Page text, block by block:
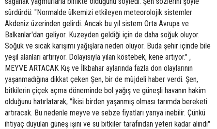
sürdürdü: "Normalde ülkemizi etkileyen meteorolojik sistemler
Akdeniz üzerinden gelirdi. Ancak bu yıl sistem Orta Avrupa ve
Balkanlar'dan geliyor. Kuzeyden geldiği için de daha soğuk oluyor.
Soğuk ve sıcak karışımı yağışlara neden oluyor. Buda şehir içinde bile
yeşil alanları artırıyor. Dolayısıyla yılan köstebek, kene artıyor." ,
MEYVE ARTACAK Kış ve İlkbahar aylarında fazla don olaylarının
yaşanmadığına dikkat çeken Şen, bir de müjdeli haber verdi. Şen,
bitkilerin çiçek açma döneminde bol yağış ve güneşli havanın hakim
olduğunu hatırlatarak, "İkisi birden yaşanmış olması tarımda bereketi
artıracak. Bu nedenle meyve ve sebze fiyatları yarıya inebilir. Çünkü
ihtiyaç duyulan güneş ışını ve su bitkiler tarafından yeteri kadar alındı"